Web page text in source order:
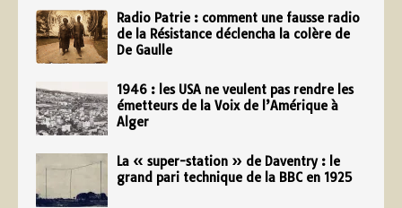
Radio Patrie : comment une fausse radio
de la Résistance déclencha la colère de
De Gaulle
1946 : les USA ne veulent pas rendre les
émetteurs de la Voix de l’Amérique à
Alger
La « super-station » de Daventry : le
grand pari technique de la BBC en 1925